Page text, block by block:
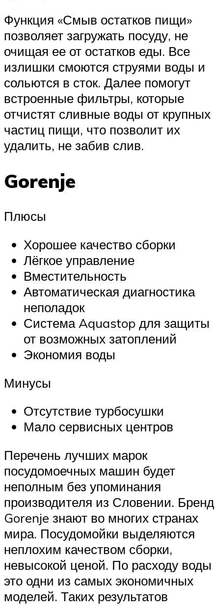
Функция «Смыв остатков пищи»
позволяет загружать посуду, не
очищая ее от остатков еды. Все
излишки смоются струями воды и
сольются в сток. Далее помогут
встроенные фильтры, которые
отчистят сливные воды от крупных
частиц пищи, что позволит их
удалить, не забив слив.
Gorenje
Плюсы
Хорошее качество сборки
Лёгкое управление
Вместительность
Автоматическая диагностика
неполадок
Система Aquastop для защиты
от возможных затоплений
Экономия воды
Минусы
Отсутствие турбосушки
Мало сервисных центров
Перечень лучших марок
посудомоечных машин будет
неполным без упоминания
производителя из Словении. Бренд
Gorenje знают во многих странах
мира. Посудомойки выделяются
неплохим качеством сборки,
невысокой ценой. По расходу воды
это одни из самых экономичных
моделей. Таких результатов